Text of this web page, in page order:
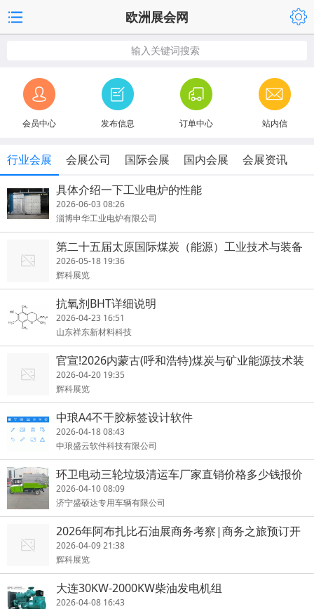
欧洲展会网
输入关键词搜索
会员中心 发布信息 订单中心 站内信
行业会展 会展公司 国际会展 国内会展
会展资讯
具体介绍一下工业电炉的性能
2026-06-03 08:26
淄博申华工业电炉有限公司
第二十五届太原国际煤炭（能源）工业技术与装备
展览会
2026-05-18 19:36
辉科展览
抗氧剂BHT详细说明
2026-04-23 16:51
山东祥东新材料科技
官宣!2026内蒙古(呼和浩特)煤炭与矿业能源技术装
备博览会
2026-04-20 19:35
辉科展览
中琅A4不干胶标签设计软件
2026-04-18 08:43
中琅盛云软件科技有限公司
环卫电动三轮垃圾清运车厂家直销价格多少钱报价
表
2026-04-10 08:09
济宁盛硕达专用车辆有限公司
2026年阿布扎比石油展商务考察|商务之旅预订开
启
2026-04-09 21:38
辉科展览
大连30KW-2000KW柴油发电机组
2026-04-08 16:43